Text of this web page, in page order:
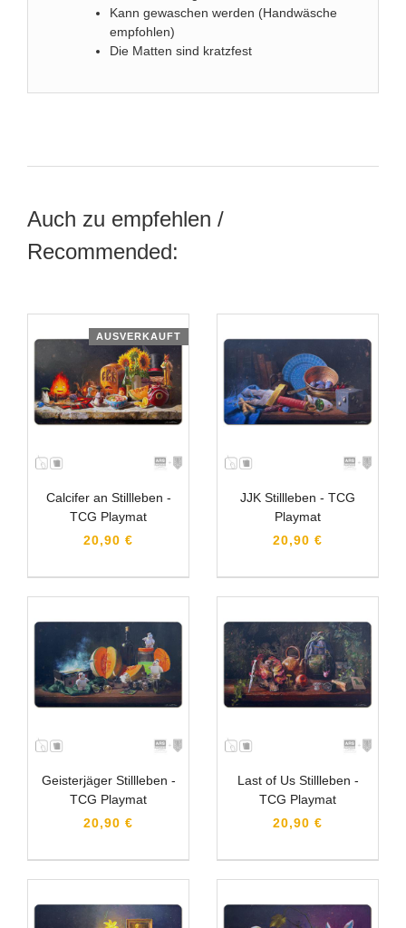
Kann gewaschen werden (Handwäsche
empfohlen)
Die Matten sind kratzfest
Auch zu empfehlen /
Recommended:
AUSVERKAUFT
Calcifer an Stillleben -
TCG Playmat
20,90 €
JJK Stillleben - TCG
Playmat
20,90 €
Geisterjäger Stillleben -
TCG Playmat
20,90 €
Last of Us Stillleben -
TCG Playmat
20,90 €